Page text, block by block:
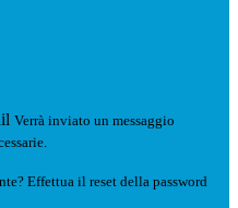
Verrà inviato un messaggio
Effettua il reset della password